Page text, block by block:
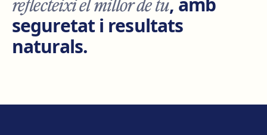
seguretat i resultats
naturals.